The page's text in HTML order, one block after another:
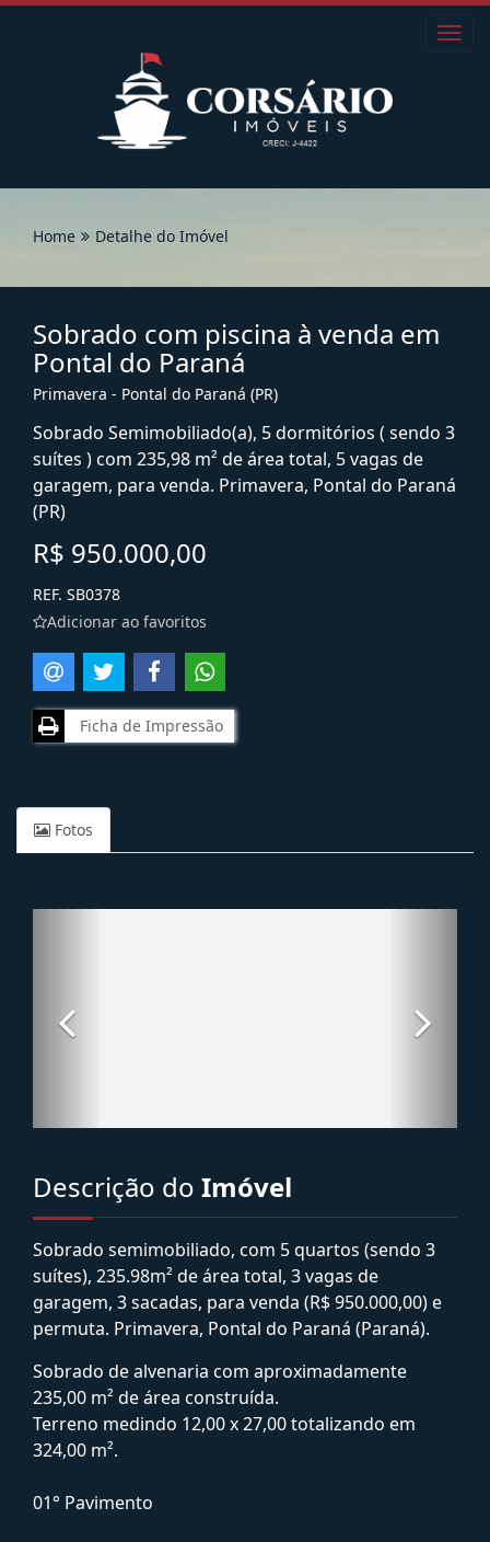
Home Detalhe do Imóvel
Sobrado com piscina à venda em
Pontal do Paraná
Primavera - Pontal do Paraná (PR)
Sobrado Semimobiliado(a), 5 dormitórios ( sendo 3
suítes ) com 235,98 m² de área total, 5 vagas de
garagem, para venda. Primavera, Pontal do Paraná
(PR)
R$ 950.000,00
REF. SB0378
Adicionar ao favoritos
Ficha de Impressão
Fotos
Descrição do Imóvel
Sobrado semimobiliado, com 5 quartos (sendo 3
suítes), 235.98m² de área total, 3 vagas de
garagem, 3 sacadas, para venda (R$ 950.000,00) e
permuta. Primavera, Pontal do Paraná (Paraná).
Sobrado de alvenaria com aproximadamente
235,00 m² de área construída.
Terreno medindo 12,00 x 27,00 totalizando em
324,00 m².
01° Pavimento